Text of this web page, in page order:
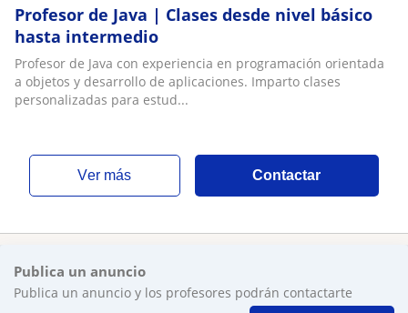
Profesor de Java | Clases desde nivel básico
hasta intermedio
Profesor de Java con experiencia en programación orientada
a objetos y desarrollo de aplicaciones. Imparto clases
personalizadas para estud...
ver más Contactar
Publica un anuncio
Publica un anuncio y los profesores podrán contactarte